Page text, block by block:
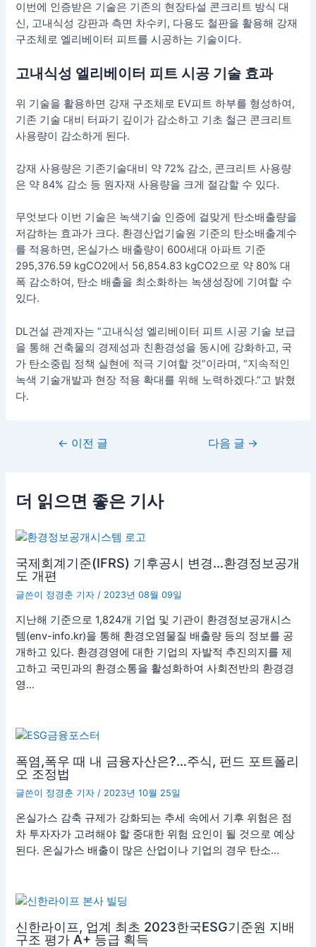
이번에 인증받은 기술은 기존의 현장타설 콘크리트 방식 대
신, 고내식성 강판과 측면 차수키, 다용도 철판을 활용해 강재
구조체로 엘리베이터 피트를 시공하는 기술이다.
고내식성 엘리베이터 피트 시공 기술 효과
위 기술을 활용하면 강재 구조체로 EV피트 하부를 형성하여,
기존 기술 대비 터파기 깊이가 감소하고 기초 철근 콘크리트
사용량이 감소하게 된다.
강재 사용량은 기존기술대비 약 72% 감소, 콘크리트 사용량
은 약 84% 감소 등 원자재 사용량을 크게 절감할 수 있다.
무엇보다 이번 기술은 녹색기술 인증에 걸맞게 탄소배출량을
저감하는 효과가 크다. 환경산업기술원 기준의 탄소배출계수
를 적용하면, 온실가스 배출량이 600세대 아파트 기준
295,376.59 kgCO2에서 56,854.83 kgCO2으로 약 80% 대
폭 감소하여, 탄소 배출을 최소화하는 녹생성장에 기여할 수
있다.
DL건설 관계자는 “고내식성 엘리베이터 피트 시공 기술 보급
을 통해 건축물의 경제성과 친환경성을 동시에 강화하고, 국
가 탄소중립 정책 실현에 적극 기여할 것”이라며, “지속적인
녹색 기술개발과 현장 적용 확대를 위해 노력하겠다.”고 밝혔
다.
← 이전 글 다음 글 →
더 읽으면 좋은 기사
국제회계기준(IFRS) 기후공시 변경…환경정보공개
도 개편
글쓴이 정경춘 기자 / 2023년 08월 09일
지난해 기준으로 1,824개 기업 및 기관이 환경정보공개시스
템(env-info.kr)을 통해 환경오염물질 배출량 등의 정보를 공
개하고 있다. 환경경영에 대한 기업의 자발적 추진의지를 제
고하고 국민과의 환경소통을 활성화하여 사회전반의 환경경
영…
폭염,폭우 때 내 금융자산은?…주식, 펀드 포트폴리
오 조정법
글쓴이 정경춘 기자 / 2023년 10월 25일
온실가스 감축 규제가 강화되는 추세 속에서 기후 위험은 점
차 투자자가 고려해야 할 중대한 위험 요인이 될 것으로 예상
된다. 온실가스 배출이 많은 산업이나 기업의 경우 탄소…
신한라이프, 업계 최초 2023한국ESG기준원 지배
구조 평가 A+ 등급 획득